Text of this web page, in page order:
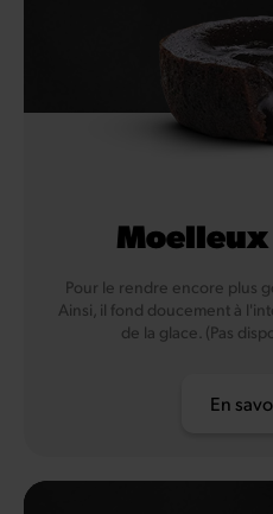
Pour le rendre encore plus
Ainsi, il fond doucement à
de la glace. (Pas
En